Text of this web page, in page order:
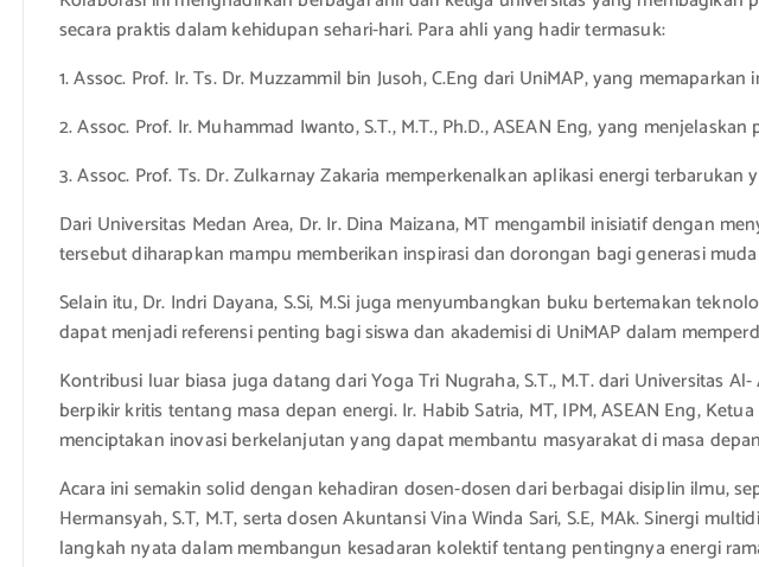
secara praktis dalam kehidupan sehari-hari. Para ahli yang hadir termasuk:
1. Assoc. Prof. Ir. Ts. Dr. Muzzammil bin Jusoh, C.Eng dari UniMAP, yang
2. Assoc. Prof. Ir. Muhammad Iwanto, S.T., M.T., Ph.D., ASEAN Eng, yang
3. Assoc. Prof. Ts. Dr. Zulkarnay Zakaria memperkenalkan aplikasi energi
Dari Universitas Medan Area, Dr. Ir. Dina Maizana, MT mengambil inisiatif dengan
tersebut diharapkan mampu memberikan inspirasi dan dorongan bagi generasi
Selain itu, Dr. Indri Dayana, S.Si, M.Si juga menyumbangkan buku bertemakan
dapat menjadi referensi penting bagi siswa dan akademisi di UniMAP dalam
Kontribusi luar biasa juga datang dari Yoga Tri Nugraha, S.T., M.T. dari Universitas
berpikir kritis tentang masa depan energi. Ir. Habib Satria, MT, IPM, ASEAN Eng,
menciptakan inovasi berkelanjutan yang dapat membantu masyarakat di masa
Acara ini semakin solid dengan kehadiran dosen-dosen dari berbagai disiplin ilmu,
Hermansyah, S.T, M.T, serta dosen Akuntansi Vina Winda Sari, S.E, MAk. Sinergi
langkah nyata dalam membangun kesadaran kolektif tentang pentingnya energi